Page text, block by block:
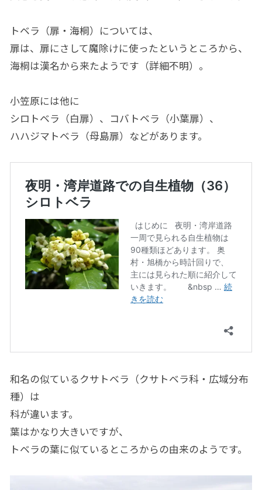
トベラ（扉・海桐）については、
扉は、扉にさして魔除けに使ったというところから、
海桐は漢名から来たようです（詳細不明）。
小笠原には他に
シロトベラ（白扉）、コバトベラ（小葉扉）、
ハハジマトベラ（母島扉）などがあります。
和名の似ているクサトベラ（クサトベラ科・広域分布
種）は
科が違います。
葉はかなり大きいですが、
トベラの葉に似ているところからの由来のようです。